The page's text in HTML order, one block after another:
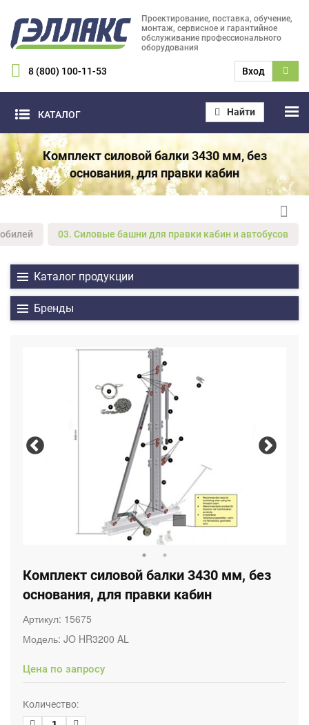
Проектирование, поставка, обучение,
монтаж, сервисное и гарантийное
обслуживание профессионального
оборудования
8 (800) 100-11-53 Вход
КАТАЛОГ Найти
Комплект силовой балки 3430 мм, без
основания, для правки кабин
03. Силовые башни для правки кабин и автобусов
Каталог продукции
Бренды
Комплект силовой балки 3430 мм, без
основания, для правки кабин
Артикул: 15675
Модель: JO HR3200 AL
Цена по запросу
Количество: